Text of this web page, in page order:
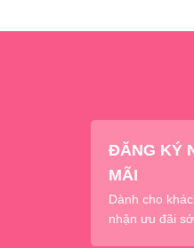
ĐĂNG KÝ
MÃI
Dành cho
nhận ưu đãi